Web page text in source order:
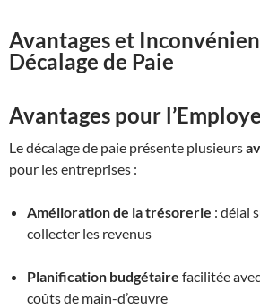
Avantages et
Décalage de Paie
Avantages pour
Le décalage de paie présente plusieurs
pour les entreprises :
Amélioration de la trésorerie : délai
collecter les revenus
Planification budgétaire facilitée
coûts de main-d’œuvre